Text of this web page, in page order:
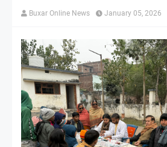
Buxar Online News January 05, 2026